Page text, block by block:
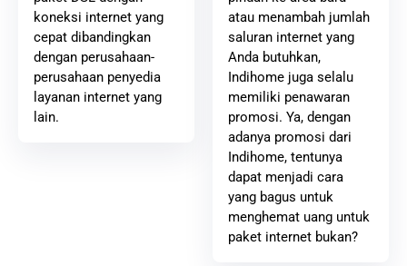
koneksi internet yang
cepat dibandingkan
dengan perusahaan-
perusahaan penyedia
layanan internet yang
lain.
atau menambah jumlah
saluran internet yang
Anda butuhkan,
Indihome juga selalu
memiliki penawaran
promosi. Ya, dengan
adanya promosi dari
Indihome, tentunya
dapat menjadi cara
yang bagus untuk
menghemat uang untuk
paket internet bukan?